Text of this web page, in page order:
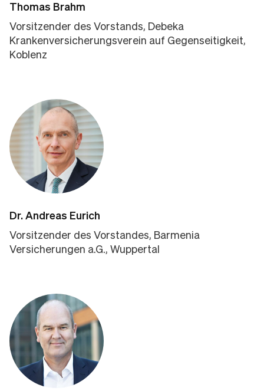
Thomas Brahm
Vorsitzender des Vorstands, Debeka
Krankenversicherungsverein auf Gegenseitigkeit,
Koblenz
Dr. Andreas Eurich
Vorsitzender des Vorstandes, Barmenia
Versicherungen a.G., Wuppertal